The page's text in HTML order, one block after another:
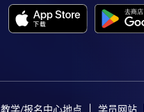
教学/报名中心地点 学员网站